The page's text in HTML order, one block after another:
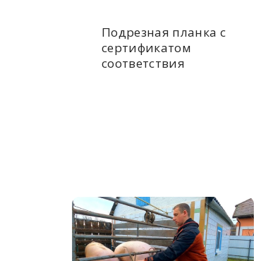
Подрезная планка с
сертификатом
соответствия